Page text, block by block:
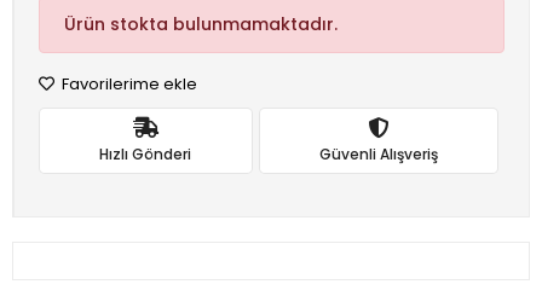
Ürün stokta bulunmamaktadır.
Favorilerime ekle
Hızlı Gönderi Güvenli Alışveriş